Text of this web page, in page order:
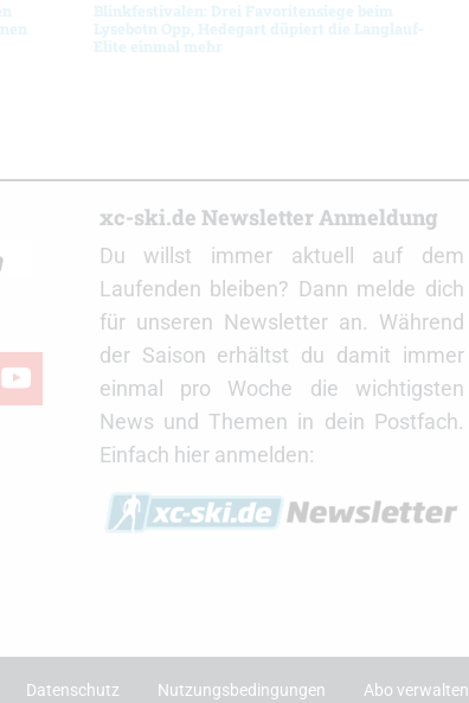
Blinkfestivalen: Drei Favoritensiege beim
Lysebotn Opp, Hedegart düpiert die Langlauf-
Elite einmal mehr
youtube
xc-ski.de Newsletter Anmeldung
Du willst immer aktuell auf dem
Laufenden bleiben? Dann melde dich
für unseren Newsletter an. Während
der Saison erhältst du damit immer
einmal pro Woche die wichtigsten
News und Themen in dein Postfach.
Einfach hier anmelden:
Datenschutz Nutzungsbedingungen Abo verwalten